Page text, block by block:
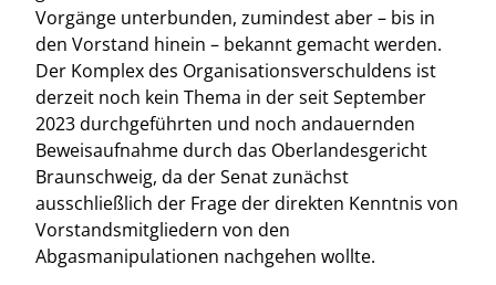
Vorgänge unterbunden, zumindest aber – bis in
den Vorstand hinein – bekannt gemacht werden.
Der Komplex des Organisationsverschuldens ist
derzeit noch kein Thema in der seit September
2023 durchgeführten und noch andauernden
Beweisaufnahme durch das Oberlandesgericht
Braunschweig, da der Senat zunächst
ausschließlich der Frage der direkten Kenntnis von
Vorstandsmitgliedern von den
Abgasmanipulationen nachgehen wollte.